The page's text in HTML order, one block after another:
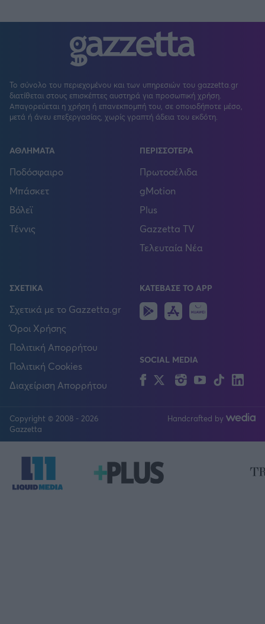
Το σύνολο του περιεχομένου και των υπηρεσιών του gazzetta.gr
διατίθεται στους επισκέπτες αυστηρά για προσωπική χρήση.
Απαγορεύεται η χρήση ή επανεκπομπή του, σε οποιοδήποτε μέσο,
μετά ή άνευ επεξεργασίας, χωρίς γραπτή άδεια του εκδότη.
ΑΘΛΗΜΑΤΑ
Ποδόσφαιρο
Μπάσκετ
Βόλεϊ
Τέννις
ΠΕΡΙΣΣΟΤΕΡΑ
Πρωτοσέλιδα
gMotion
Plus
Gazzetta TV
Τελευταία Νέα
ΣΧΕΤΙΚΑ
Σχετικά με το Gazzetta.gr
Όροι Χρήσης
Πολιτική Απορρήτου
Πολιτική Cookies
Διαχείριση Απορρήτου
ΚΑΤΕΒΑΣΕ ΤΟ APP
Android
IOS
SOCIAL MEDIA
FacebookTwitterInstagram
YouTubeTikTok
Copyright © 2008 - 2026
Gazzetta
Handcrafted by